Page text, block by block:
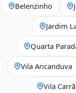
Belenzinho
Jardim
Quarta
Vila Aricanduva
Vila